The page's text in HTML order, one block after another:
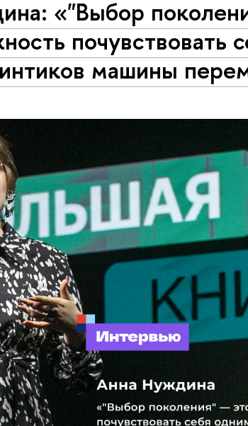
«"Выбор
почувствовать
машины